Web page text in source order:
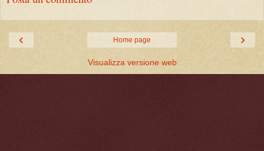
‹ ›
Home page
Visualizza versione web